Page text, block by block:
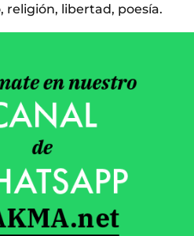
religión, libertad, poesía.